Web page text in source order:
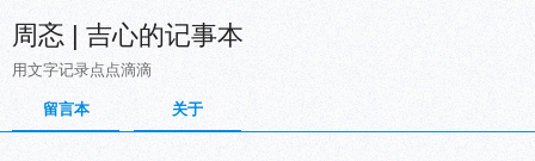
周忞 | 吉心的记事本
用文字记录点点滴滴
留言本 关于